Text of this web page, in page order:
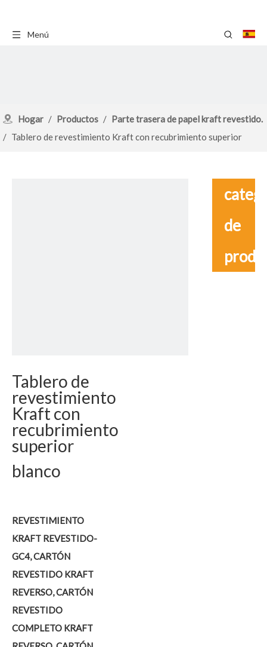
Menú
Hogar / Productos / Parte trasera de papel kraft revestido.
/ Tablero de revestimiento Kraft con recubrimiento superior
Tablero de
revestimiento
Kraft con
recubrimiento
superior
blanco
REVESTIMIENTO
KRAFT REVESTIDO-
GC4, CARTÓN
REVESTIDO KRAFT
REVERSO, CARTÓN
REVESTIDO
COMPLETO KRAFT
de